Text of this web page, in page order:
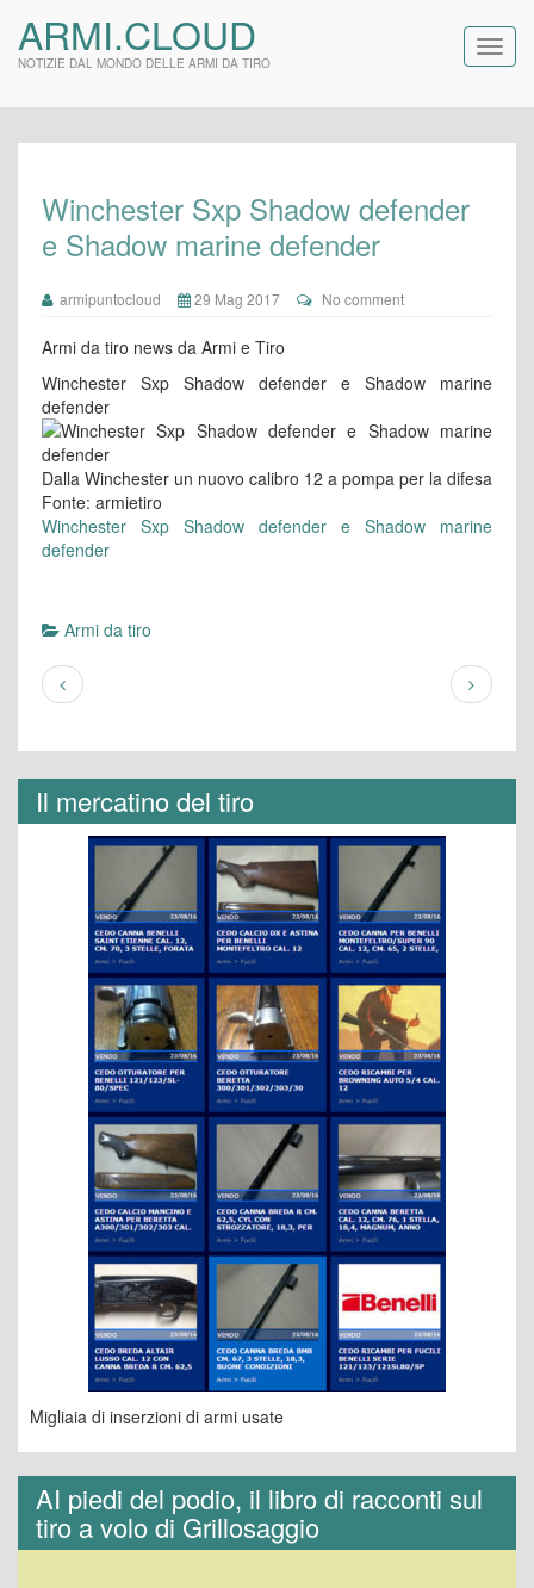
ARMI.CLOUD
NOTIZIE DAL MONDO DELLE ARMI DA TIRO
Winchester Sxp Shadow defender
e Shadow marine defender
armipuntocloud 29 Mag 2017 No comment
Armi da tiro news da Armi e Tiro
Winchester Sxp Shadow defender e Shadow marine
defender
Dalla Winchester un nuovo calibro 12 a pompa per la difesa
Fonte: armietiro
Winchester Sxp Shadow defender e Shadow marine
defender
Armi da tiro
Il mercatino del tiro
Migliaia di inserzioni di armi usate
AI piedi del podio, il libro di racconti sul
tiro a volo di Grillosaggio